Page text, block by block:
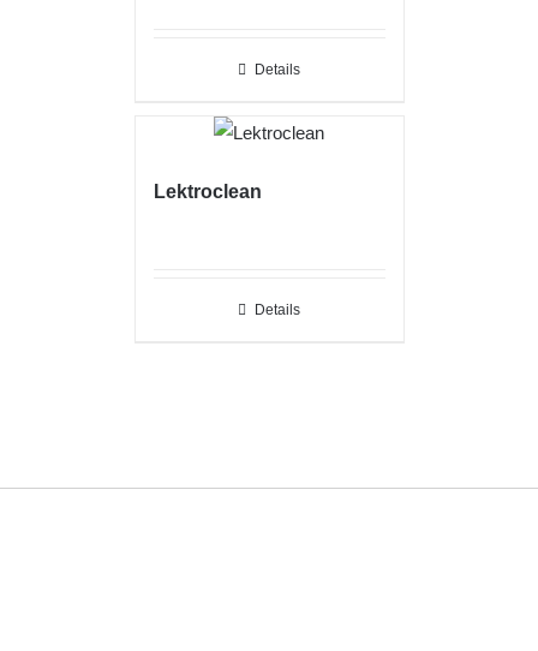
Details
Lektroclean
Details